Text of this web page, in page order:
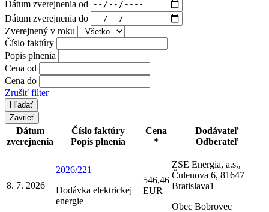
Dátum zverejnenia od
Dátum zverejnenia do
Zverejnený v roku
Číslo faktúry
Popis plnenia
Cena od
Cena do
Zrušiť filter
Zavrieť
Dátum
zverejnenia
Číslo faktúry
Popis plnenia
Cena
*
Dodávateľ
Odberateľ
8. 7. 2026
2026/221
Dodávka elektrickej
energie
546,46
EUR
ZSE Energia, a.s.,
Čulenova 6, 81647
Bratislava1
Obec Bobrovec